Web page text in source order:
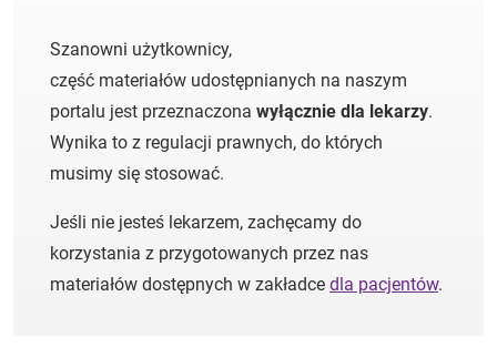
Szanowni użytkownicy,
część materiałów udostępnianych na naszym
portalu jest przeznaczona wyłącznie dla lekarzy.
Wynika to z regulacji prawnych, do których
musimy się stosować.
Jeśli nie jesteś lekarzem, zachęcamy do
korzystania z przygotowanych przez nas
materiałów dostępnych w zakładce dla pacjentów.